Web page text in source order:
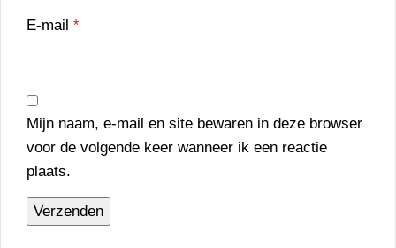
E-mail *
Mijn naam, e-mail en site bewaren in deze browser
voor de volgende keer wanneer ik een reactie
plaats.